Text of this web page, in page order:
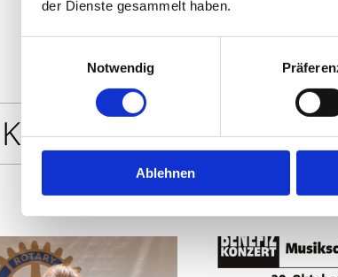
der Dienste gesammelt haben.
Notwendig
Ablehnen
SIE AUCH